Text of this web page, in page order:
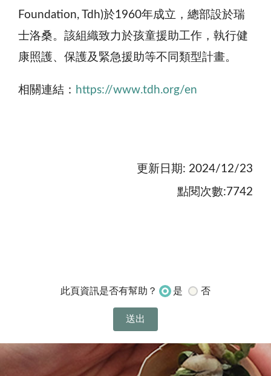
Foundation, Tdh)於1960年成立，總部設於瑞
士洛桑。該組織致力於孩童援助工作，執行健
康照護、保護及緊急援助等不同類型計畫。
相關連結： https://www.tdh.org/en
更新日期: 2024/12/23
點閱次數:7742
此頁資訊是否有幫助？ 是 否